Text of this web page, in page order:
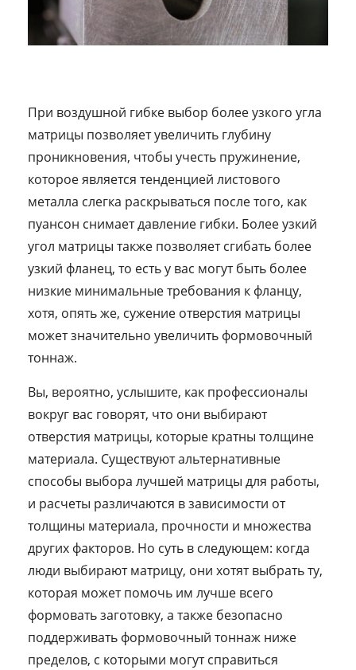
При воздушной гибке выбор более узкого угла
матрицы позволяет увеличить глубину
проникновения, чтобы учесть пружинение,
которое является тенденцией листового
металла слегка раскрываться после того, как
пуансон снимает давление гибки. Более узкий
угол матрицы также позволяет сгибать более
узкий фланец, то есть у вас могут быть более
низкие минимальные требования к фланцу,
хотя, опять же, сужение отверстия матрицы
может значительно увеличить формовочный
тоннаж.
Вы, вероятно, услышите, как профессионалы
вокруг вас говорят, что они выбирают
отверстия матрицы, которые кратны толщине
материала. Существуют альтернативные
способы выбора лучшей матрицы для работы,
и расчеты различаются в зависимости от
толщины материала, прочности и множества
других факторов. Но суть в следующем: когда
люди выбирают матрицу, они хотят выбрать ту,
которая может помочь им лучше всего
формовать заготовку, а также безопасно
поддерживать формовочный тоннаж ниже
пределов, с которыми могут справиться